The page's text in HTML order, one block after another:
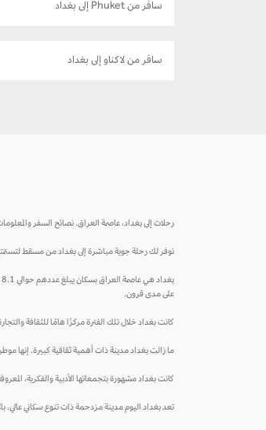
سافر من Phuket إلى بغداد
سافر من لاكناو إلى بغداد
رحلات إلى بغداد، عاصمة العراق. نصائح السفر
نوفر لك رحلة جوية مباشرة إلى بغداد من مسقط
على مدى قرون.
كانت بغداد خلال تلك الفترة مركزًا هامًا للثقافة
ما زالت بغداد مدينة ذات أهمية ثقافية كبيرة. إنها
كانت بغداد مشهورة بتجمعاتها الأدبية والفكرية،
تعد بغداد اليوم مدينة مزدحمة ذات تنوع سكاني عالي.